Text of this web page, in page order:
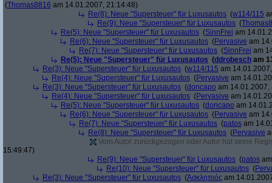
(Thomas8816 am 14.01.2007, 21:14:48)
Re(8): Neue "Supersteuer" für Luxusautos (w114/115
Re(9): Neue "Supersteuer" für Luxusautos (
Re(5): Neue "Supersteuer" für Luxusautos (SinnFrei am
Re(6): Neue "Supersteuer" für Luxusautos (Pervasive am
Re(7): Neue "Supersteuer" für Luxusautos (SinnFrei am
Re(5): Neue "Supersteuer" für Luxusautos (ddrobesch am
Re(3): Neue "Supersteuer" für Luxusautos (w114/115 am
Re(4): Neue "Supersteuer" für Luxusautos (Pervasive am
Re(3): Neue "Supersteuer" für Luxusautos (doncapo am 14.01.2007,
Re(4): Neue "Supersteuer" für Luxusautos (Pervasive am
Re(5): Neue "Supersteuer" für Luxusautos (doncapo am
Re(6): Neue "Supersteuer" für Luxusautos (Pervasive am
Re(7): Neue "Supersteuer" für Luxusautos (patos am
Re(8): Neue "Supersteuer" für Luxusautos (Pervasive
Vom Autor zurückgezogen oder Autor hat seine
15:49:47)
Re(9): Neue "Supersteuer" für Luxusautos (patos
Re(10): Neue "Supersteuer" für Luxusautos (
Re(3): Neue "Supersteuer" für Luxusautos (Ἀσκληπιός am